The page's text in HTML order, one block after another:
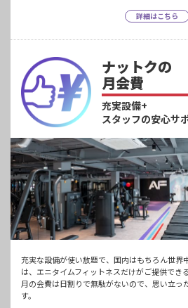
詳細はこちら
ナットクの
月会費
充実設備+
スタッフの安心サ
充実な設備が使い放題で、国内はもちろん世界
は、エニタイムフィットネスだけがご提供でき
月の会費は日割りで無駄がないので、思い立っ
す。